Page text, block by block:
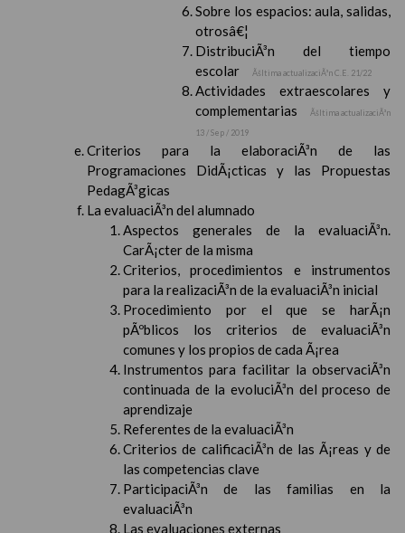
Sobre los espacios: aula, salidas,
otrosâ€¦
DistribuciÃ³n del tiempo
escolar
Ãšltima actualizaciÃ³n C.E. 21/22
Actividades extraescolares y
complementarias
Ãšltima actualizaciÃ³n
13 / Sep / 2019
Criterios para la elaboraciÃ³n de las
Programaciones DidÃ¡cticas y las Propuestas
PedagÃ³gicas
La evaluaciÃ³n del alumnado
Aspectos generales de la evaluaciÃ³n.
CarÃ¡cter de la misma
Criterios, procedimientos e instrumentos
para la realizaciÃ³n de la evaluaciÃ³n inicial
Procedimiento por el que se harÃ¡n
pÃºblicos los criterios de evaluaciÃ³n
comunes y los propios de cada Ã¡rea
Instrumentos para facilitar la observaciÃ³n
continuada de la evoluciÃ³n del proceso de
aprendizaje
Referentes de la evaluaciÃ³n
Criterios de calificaciÃ³n de las Ã¡reas y de
las competencias clave
ParticipaciÃ³n de las familias en la
evaluaciÃ³n
Las evaluaciones externas